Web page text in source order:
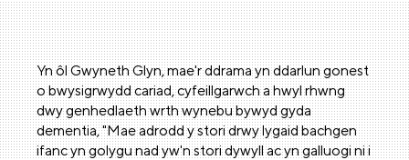
Yn ôl Gwyneth Glyn, mae'r ddrama yn ddarlun gonest
o bwysigrwydd cariad, cyfeillgarwch a hwyl rhwng
dwy genhedlaeth wrth wynebu bywyd gyda
dementia, "Mae adrodd y stori drwy lygaid bachgen
ifanc yn golygu nad yw'n stori dywyll ac yn galluogi ni i